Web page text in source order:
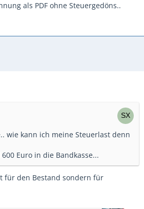
als PDF ohne Steuergedöns..
wie kann ich meine Steuerlast denn
Euro in die Bandkasse...
für den Bestand sondern für